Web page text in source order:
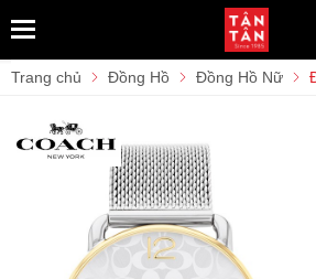
Trang chủ Đồng Hồ Đồng Hồ Nữ